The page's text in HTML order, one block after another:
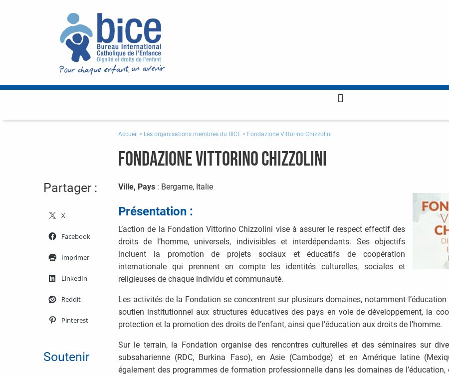
Accueil > Les organisations membres du BICE > Fondazione Vittorino Chizzolini
Fondazione Vittorino Chizzolini
Partager :
X
Facebook
Imprimer
LinkedIn
Reddit
Pinterest
Soutenir
Ville, Pays : Bergame, Italie
Présentation :
L’action de la Fondation Vittorino Chizzolini vise à assurer le respect effectif des
droits de l’homme, universels, indivisibles et interdépendants. Ses objectifs
incluent la promotion de projets sociaux et éducatifs de coopération
internationale qui prennent en compte les identités culturelles, sociales et
religieuses de chaque individu et communauté.
Les activités de la Fondation se concentrent sur plusieurs domaines, notamment
soutien institutionnel aux structures éducatives des pays en voie de développement, la
protection et la promotion des droits de l’enfant, ainsi que l’éducation aux droits de l’homme.
Sur le terrain, la Fondation organise des rencontres culturelles et des séminaires sur
subsaharienne (RDC, Burkina Faso), en Asie (Cambodge) et en Amérique latine
également des programmes de formation professionnelle dans les domaines de l’éducation,